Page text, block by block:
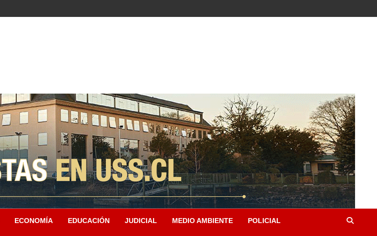
ECONOMÍA EDUCACIÓN JUDICIAL MEDIO AMBIENTE POLICIAL